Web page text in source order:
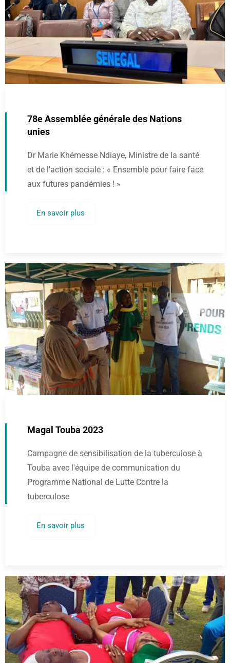
78e Assemblée générale des Nations
unies
Dr Marie Khémesse Ndiaye, Ministre de la santé
et de l’action sociale : « Ensemble pour faire face
aux futures pandémies ! »
En savoir plus
Magal Touba 2023
Campagne de sensibilisation de la tuberculose à
Touba avec l'équipe de communication du
Programme National de Lutte Contre la
tuberculose
En savoir plus